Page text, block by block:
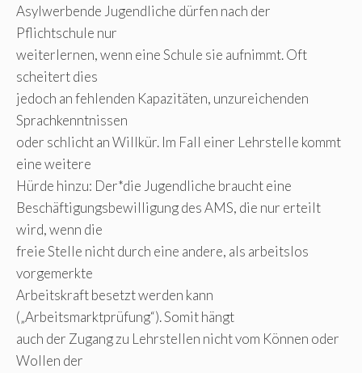
Asylwerbende Jugendliche dürfen nach der
Pflichtschule nur
weiterlernen, wenn eine Schule sie aufnimmt. Oft
scheitert dies
jedoch an fehlenden Kapazitäten, unzureichenden
Sprachkenntnissen
oder schlicht an Willkür. Im Fall einer Lehrstelle kommt
eine weitere
Hürde hinzu: Der*die Jugendliche braucht eine
Beschäftigungsbewilligung des AMS, die nur erteilt
wird, wenn die
freie Stelle nicht durch eine andere, als arbeitslos
vorgemerkte
Arbeitskraft besetzt werden kann
(„Arbeitsmarktprüfung“). Somit hängt
auch der Zugang zu Lehrstellen nicht vom Können oder
Wollen der